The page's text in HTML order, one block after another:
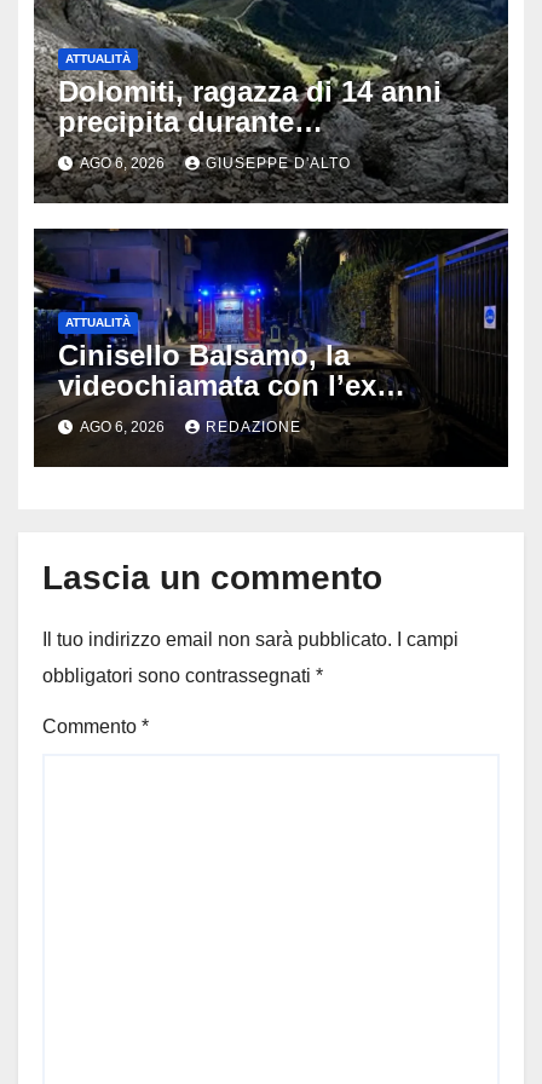
ATTUALITÀ
Dolomiti, ragazza di 14 anni
precipita durante
un’escursione: tragedia sul
Latemar davanti alla famiglia
AGO 6, 2026 GIUSEPPE D'ALTO
ATTUALITÀ
Cinisello Balsamo, la
videochiamata con l’ex
fidanzata e il dramma: 35enne
lotta tra la vita e la morte
AGO 6, 2026 REDAZIONE
Lascia un commento
Il tuo indirizzo email non sarà pubblicato.
I campi
obbligatori sono contrassegnati *
Commento *